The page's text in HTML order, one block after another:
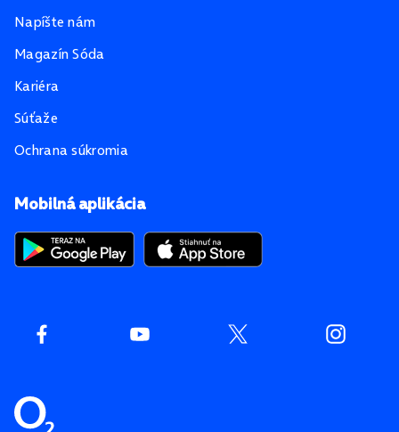
Mobilná aplikácia
Napíšte nám
Magazín Sóda
Kariéra
Súťaže
Ochrana súkromia